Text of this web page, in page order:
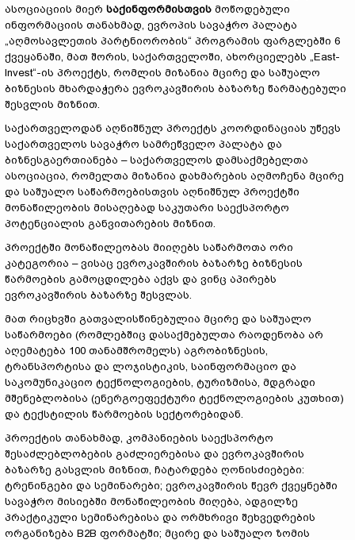
ასოციაციის მიერ საქინფორმისთვის მოწოდებული
ინფორმაციის თანახმად, ევროპის სავაჭრო პალატა
„აღმოსავლეთის პარტნიორობის“ პროგრამის ფარგლებში 6
ქვეყანაში, მათ შორის, საქართველოში, ახორციელებს „East-
Invest“-ის პროექტს, რომლის მიზანია მცირე და საშუალო
ბიზნესის მხარდაჭერა ევროკავშირის ბაზარზე წარმატებული
შესვლის მიზნით.
საქართველოდან აღნიშნულ პროექტს კოორდინაციას უწევს
საქართველოს სავაჭრო სამრეწველო პალატა და
ბიზნესგაერთიანება – საქართველოს დამსაქმებელთა
ასოციაცია, რომელთა მიზანია დახმარების აღმოჩენა მცირე
და საშუალო საწარმოებისთვის აღნიშნულ პროექტში
მონაწილეობის მისაღებად საკუთარი საექსპორტო
პოტენციალის განვითარების მიზნით.
პროექტში მონაწილეობას მიიღებს საწარმოთა ორი
კატეგორია – ვისაც ევროკავშირის ბაზარზე ბიზნესის
წარმოების გამოცდილება აქვს და ვინც აპირებს
ევროკავშირის ბაზარზე შესვლას.
მათ რიცხვში გათვალისწინებულია მცირე და საშუალო
საწარმოები (რომლებშიც დასაქმებულთა რაოდენობა არ
აღემატება 100 თანამშრომელს) აგრობიზნესის,
ტრანსპორტისა და ლოჯისტიკის, საინფორმაციო და
საკომუნიკაციო ტექნოლოგიების, ტურიზმისა, მდგრადი
მშენებლობისა (ენერგოეფექტური ტექნოლოგიების კუთხით)
და ტექსტილის წარმოების სექტორებიდან.
პროექტის თანახმად, კომპანიების საექსპორტო
შესაძლებლობების გაძლიერებისა და ევროკავშირის
ბაზარზე გასვლის მიზნით, ჩატარდება ღონისძიებები:
ტრენინგები და სემინარები; ევროკავშირის წევრ ქვეყნებში
სავაჭრო მისიებში მონაწილეობის მიღება, ადგილზე
პრაქტიკული სემინარებისა და ორმხრივი შეხვედრების
ორგანიზება B2B ფორმატში; მცირე და საშუალო ზომის